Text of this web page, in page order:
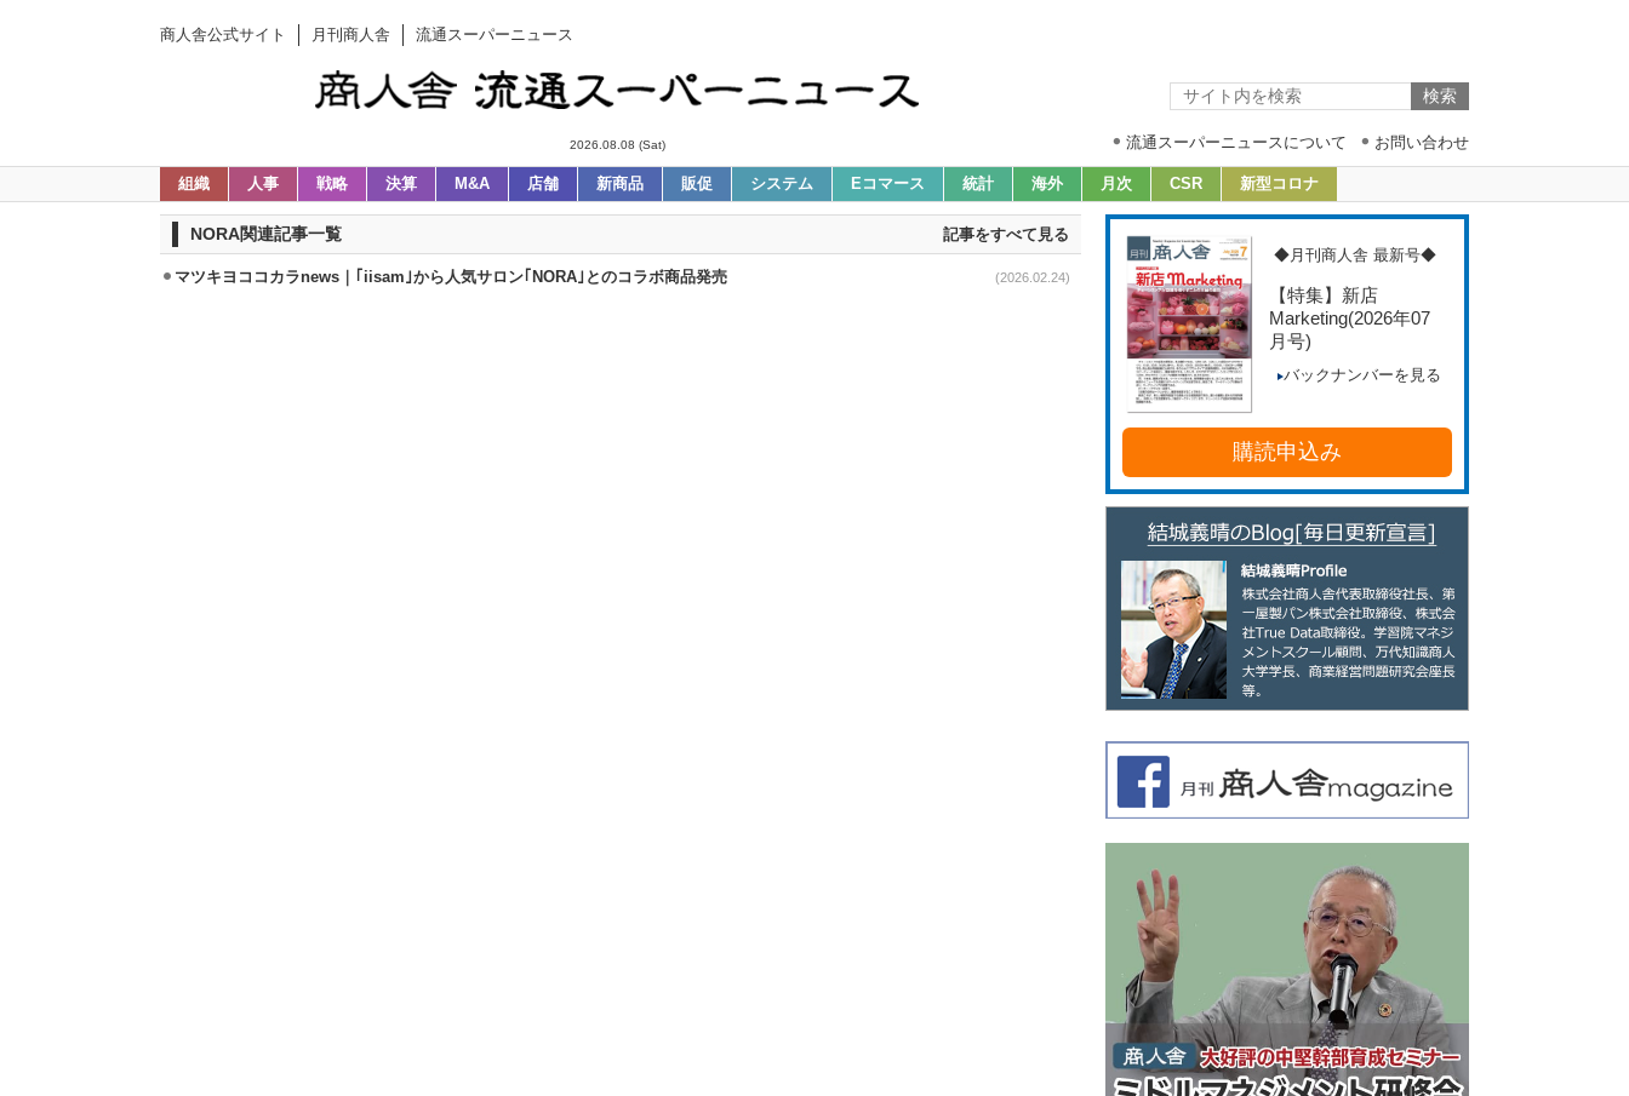
商人舎公式サイト 月刊商人舎 流通スーパーニュース
2026.08.08 (Sat) 流通スーパーニュースについて お問い合わせ
組織 人事 戦略 決算 M&A 店舗 新商品 販促 システム Eコマース 統計 海外 月次 CSR 新型コロナ
NORA関連記事一覧 記事をすべて見る
マツキヨココカラnews｜｢iisam｣から人気サロン｢NORA｣とのコラボ商品発売 (2026.02.24)
◆月刊商人舎 最新号◆
【特集】新店
Marketing(2026年07
月号)
バックナンバーを見る
購読申込み